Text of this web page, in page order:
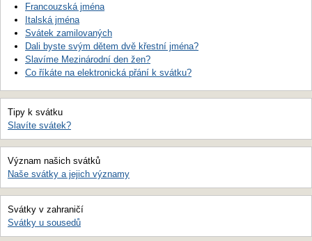
Francouzská jména
Italská jména
Svátek zamilovaných
Dali byste svým dětem dvě křestní jména?
Slavíme Mezinárodní den žen?
Co říkáte na elektronická přání k svátku?
Tipy k svátku
Slavíte svátek?
Význam našich svátků
Naše svátky a jejich významy
Svátky v zahraničí
Svátky u sousedů